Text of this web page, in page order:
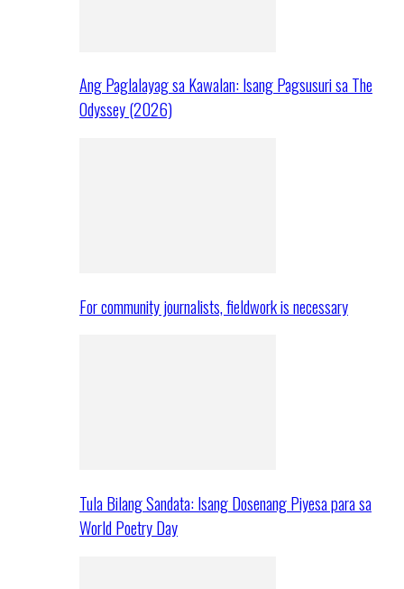
Ang Paglalayag sa Kawalan: Isang Pagsusuri sa The
Odyssey (2026)
For community journalists, fieldwork is necessary
Tula Bilang Sandata: Isang Dosenang Piyesa para sa
World Poetry Day